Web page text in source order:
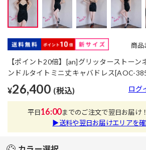
商
【ポイント20倍】[an]グリッターストーン
ンドルタイトミニ丈キャバドレス[AOC-
¥26,400 (税込) ログ
平日16:00までのご注文で翌日お届け
▶送料や翌日お届けエリアを